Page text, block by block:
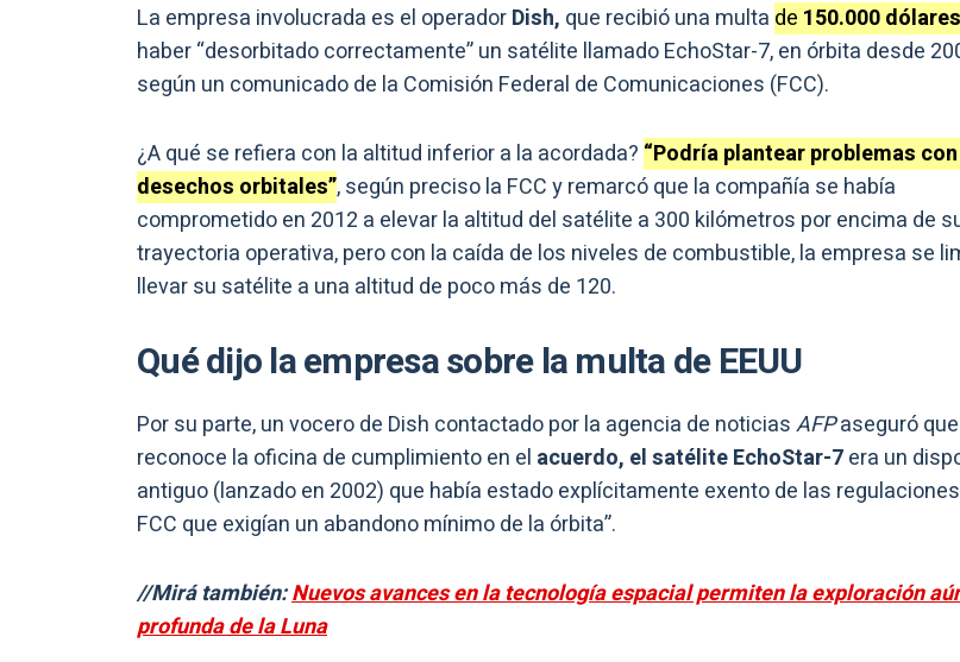
La empresa involucrada es el operadorDish, que recibió una multa de 150.000 dólares
haber “desorbitado correctamente” un satélite llamado EchoStar-7, en órbita desde
según un comunicado de la Comisión Federal de Comunicaciones (FCC).
¿A qué se refiera con la altitud inferior a la acordada? “Podría plantear problemas
desechos orbitales”, según preciso la FCC y remarcó que la compañía se había
comprometido en 2012 a elevar la altitud del satélite a 300 kilómetros por encima de
trayectoria operativa, pero con la caída de los niveles de combustible, la empresa se
llevar su satélite a una altitud de poco más de 120.
Qué dijo la empresa sobre la multa de EEUU
Por su parte, un vocero de Dish contactado por la agencia de noticiasAFPaseguró
reconoce la oficina de cumplimiento en el acuerdo, el satélite EchoStar-7era un
antiguo (lanzado en 2002) que había estado explícitamente exento de las
FCC que exigían un abandono mínimo de la órbita”.
//Mirá también:Nuevos avances en la tecnología espacial permiten la exploración
profunda de la Luna